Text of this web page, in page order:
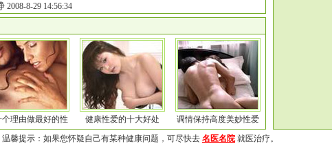
2008-8-29 14:56:34
个理由做最好的性 健康性爱的十大好处
调情保持高度美妙性爱
温馨提示：如果您怀疑自己有某种健康问题，可尽快去 名医名院 就医治疗。